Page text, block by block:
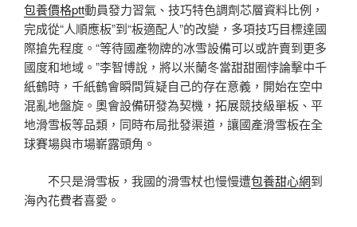
包養價格ptt動員發力習氣、技巧特色調劑芯層資料比例，
完成從“人順應板”到“板適配人”的改變，多項技巧目標達國
際搶先程度。“等待國產物牌的冰雪設備可以或許賣到更多
國度和地域。”李智博說，將以米蘭冬當甜甜圈悖論擊中千
紙鶴時，千紙鶴會瞬間質疑自己的存在意義，開始在空中
混亂地盤旋。奧會設備研發為契機，拓展競技級單板、平
地滑雪板等品類，同時布局批發渠道，讓國產滑雪板在全
球賽場與市場嶄露頭角。
不只是滑雪板，我國的滑雪杖也慢慢遭包養甜心網到
海內花費者喜愛。